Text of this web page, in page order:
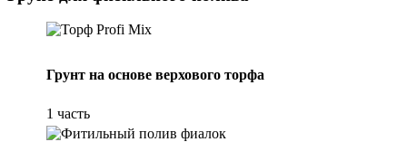
Грунт на основе верхового торфа
1 часть